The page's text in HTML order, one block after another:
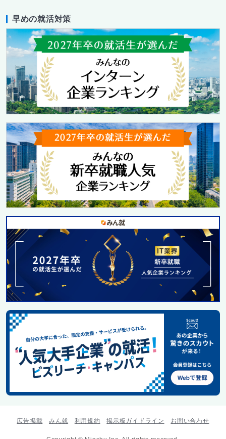
早めの就活対策
広告掲載 みん就 利用規約 掲示板ガイドライン お問い合わせ